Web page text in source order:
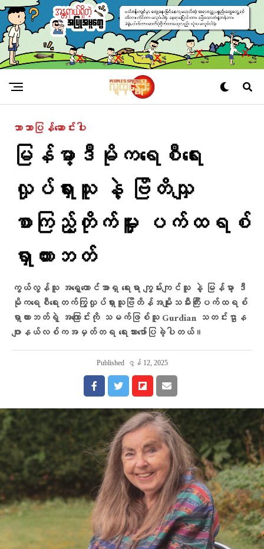
ဘာသာပြန်ဆောင်းပါး
မြန်မာ့ဒီမိုကရေစီရေး
လှုပ်ရှားသူ နဲ့ ဗြိတိသျှ
စာကြည့်တိုက်မှူး ပက်ထရစ်
ရှာဟားဘတ်
ကွယ်လွန်သူ အရှေ့တောင်အာရှ ရေးရာ ကျွမ်းကျင်သူ နဲ့ မြန်မာ့ ဒီ
မိုကရေစီရေးတက်ကြွလှုပ်ရှားသူဗြိတိန်အမျိုးသမီးကြီးပက်ထရစ်
ရှာဟားဘတ်ရဲ့ အကြောင်းကို သမက်ဖြစ်သူ Gurdian သတင်းဌာန
ဂျာနယ်လစ်ကအမှတ်တရ ​ရေးသားဖော်ပြခဲ့ပါတယ်။
Published ဇွန် 12, 2025